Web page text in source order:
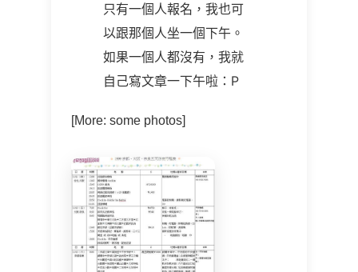
只有一個人報名，我也可
以跟那個人坐一個下午。
如果一個人都沒有，我就
自己寫文章一下午啦：P
[More: some photos]